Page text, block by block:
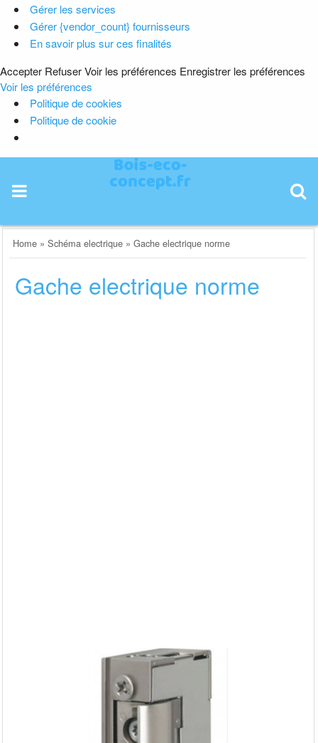
Gérer les services
Gérer {vendor_count} fournisseurs
En savoir plus sur ces finalités
Accepter RefuserVoir les préférences Enregistrer les préférences
Voir les préférences
Politique de cookies
Politique de cookie
content
Home »Schéma electrique »Gache electrique norme
Gache electrique norme